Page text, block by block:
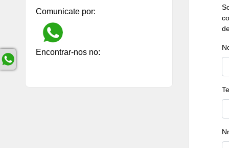
Comunicate por:
Encontrar-nos no: